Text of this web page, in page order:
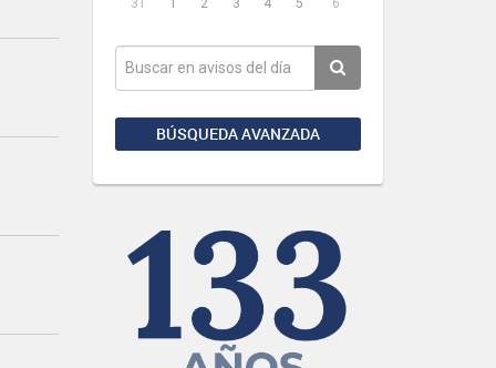
31
1 2 3 4 5 6
BÚSQUEDA AVANZADA